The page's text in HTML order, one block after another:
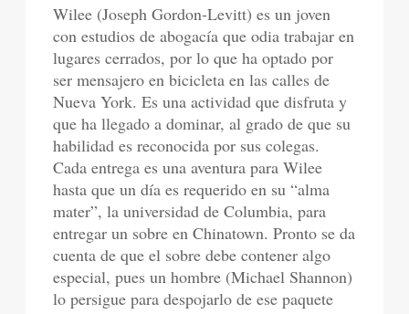
Wilee (Joseph Gordon-Levitt) es un joven
con estudios de abogacía que odia trabajar en
lugares cerrados, por lo que ha optado por
ser mensajero en bicicleta en las calles de
Nueva York. Es una actividad que disfruta y
que ha llegado a dominar, al grado de que su
habilidad es reconocida por sus colegas.
Cada entrega es una aventura para Wilee
hasta que un día es requerido en su “alma
mater”, la universidad de Columbia, para
entregar un sobre en Chinatown. Pronto se da
cuenta de que el sobre debe contener algo
especial, pues un hombre (Michael Shannon)
lo persigue para despojarlo de ese paquete